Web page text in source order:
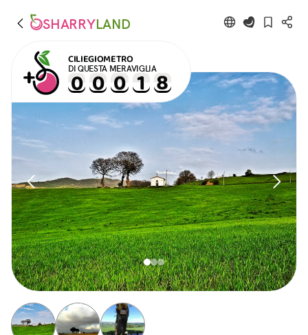
SHARRYLAND
CILIEGIOMETRO
DI QUESTA MERAVIGLIA